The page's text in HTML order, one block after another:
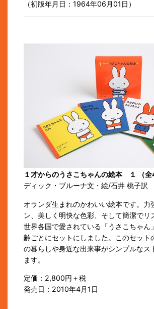
（初版年月日：1964年06月01日）
１才からのうさこちゃんの絵本 １ （全
ディック・ブルーナ文・絵/石井 桃子訳
オランダ生まれのかわいい絵本です。力
ン、美しく明快な色彩、そして簡潔でリ
世界各国で愛されている「うさこちゃん
齢ごとにセットにしました。このセット
の暮らしや身近な出来事がシンプルなス
ます。
定価：2,800円＋税
発売日：2010年4月1日